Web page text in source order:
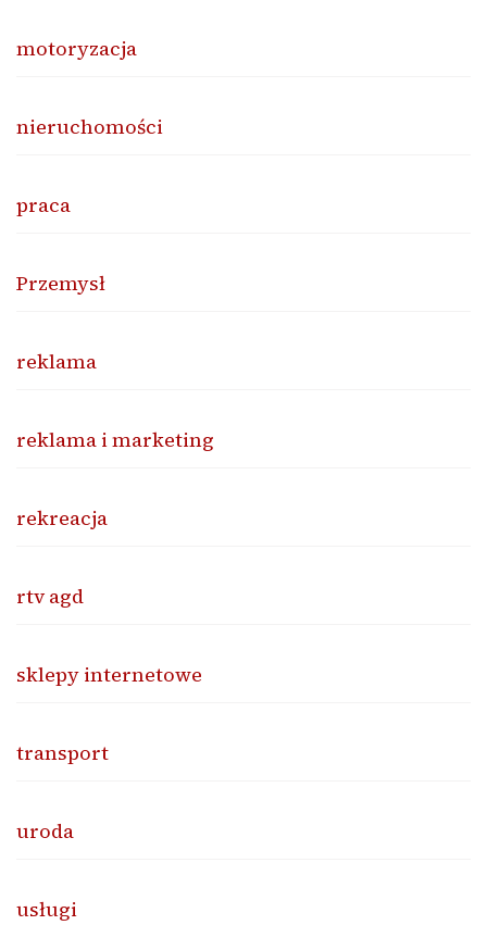
motoryzacja
nieruchomości
praca
Przemysł
reklama
reklama i marketing
rekreacja
rtv agd
sklepy internetowe
transport
uroda
usługi